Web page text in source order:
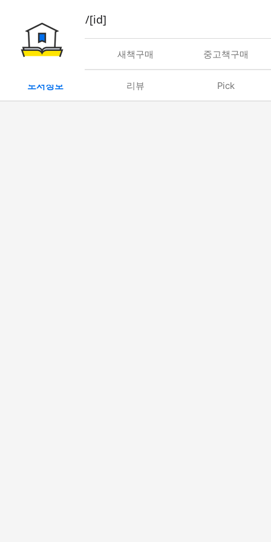
book/rent/[id]
대여 새책구매 중고책구매
도서정보 리뷰 Pick